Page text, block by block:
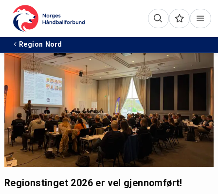
Region Nord
Regionstinget 2026 er vel gjennomført!